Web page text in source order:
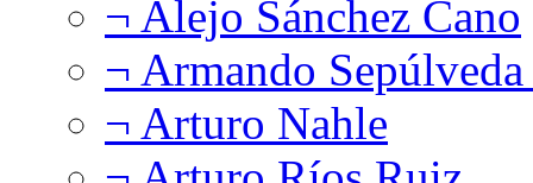
¬ Alejo Sánchez Cano
¬ Armando
¬ Arturo Nahle